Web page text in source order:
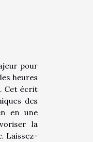
pour
heures
Cet écrit
des
en une
la
Laissez-